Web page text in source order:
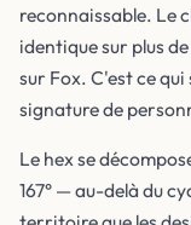
reconnaissable. Le
identique sur plus
sur Fox. C'est ce
signature de
Le hex se
167° — au-delà du